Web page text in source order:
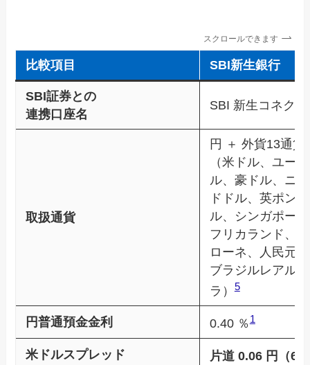
スクロールできます
比較項目 SBI新生銀行
SBI証券との
連携口座名
SBI 新生コネクト
取扱通貨
円 ＋ 外貨13通貨
（米ドル、ユー
ル、豪ドル、ニ
ドドル、英ポン
ル、シンガポー
フリカランド、
ローネ、人民元
ブラジルレアル
ラ）5
円普通預金金利 0.40 ％1
米ドルスプレッド 片道 0.06 円（6